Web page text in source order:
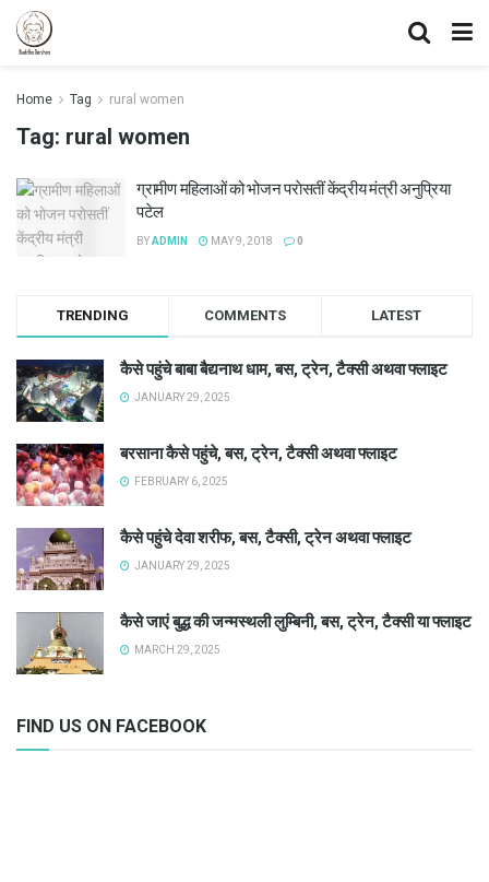
Home Tag rural women
Tag: rural women
ग्रामीण महिलाओं को भोजन पराेसतीं केंद्रीय मंत्री अनुप्रिया
पटेल
BYADMIN MAY 9, 2018 0
TRENDING COMMENTS LATEST
कैसे पहुंचे बाबा बैद्यनाथ धाम, बस, ट्रेन, टैक्सी अथवा फ्लाइट
JANUARY 29, 2025
बरसाना कैसे पहुंचे, बस, ट्रेन, टैक्सी अथवा फ्लाइट
FEBRUARY 6, 2025
कैसे पहुंचे देवा शरीफ, बस, टैक्सी, ट्रेन अथवा फ्लाइट
JANUARY 29, 2025
कैसे जाएं बुद्ध की जन्मस्थली लुम्बिनी, बस, ट्रेन, टैक्सी या फ्लाइट
MARCH 29, 2025
FIND US ON FACEBOOK